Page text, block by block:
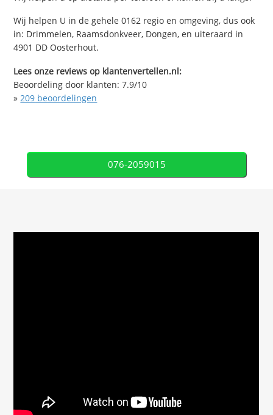
Wij helpen U in de gehele 0162 regio en omgeving, dus ook
in: Drimmelen, Raamsdonkveer, Dongen, en uiteraard in
4901 DD Oosterhout.
Lees onze reviews op klantenvertellen.nl:
Beoordeling door klanten:7.9/10
»209 beoordelingen
076-2059015